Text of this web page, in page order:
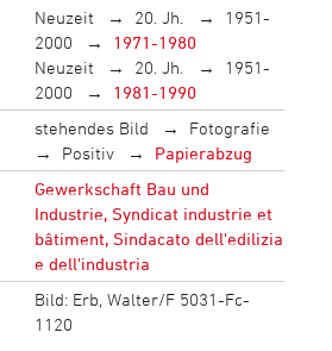
Neuzeit 20. Jh.
1951-
2000
1971-1980
Neuzeit
20. Jh.
1951-
2000
1981-1990
stehendes Bild
Fotografie
Positiv
Papierabzug
Gewerkschaft Bau und
Industrie, Syndicat industrie et
bâtiment, Sindacato dell'edilizia
e dell'industria
Bild: Erb, Walter/F 5031-Fc-
1120